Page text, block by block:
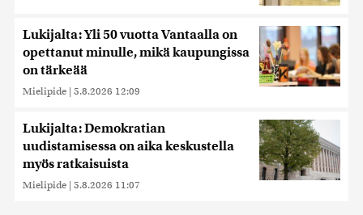
Lukijalta: Yli 50 vuotta Vantaalla on
opettanut minulle, mikä kaupungissa
on tärkeää
Mielipide | 5.8.2026 12:09
Lukijalta: Demokratian
uudistamisessa on aika keskustella
myös ratkaisuista
Mielipide | 5.8.2026 11:07